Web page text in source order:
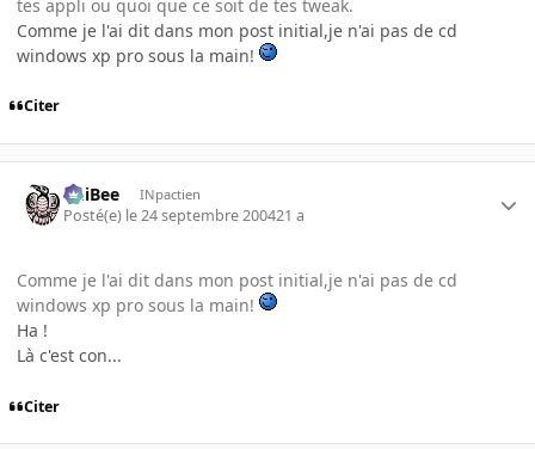
tes appli ou quoi que ce soit de tes tweak.
Comme je l'ai dit dans mon post initial,je n'ai pas de cd
windows xp pro sous la main!
Citer
PhiBee INpactien
Posté(e) le 24 septembre 200421 a
Comme je l'ai dit dans mon post initial,je n'ai pas de cd
windows xp pro sous la main!
Ha !
Là c'est con...
Citer